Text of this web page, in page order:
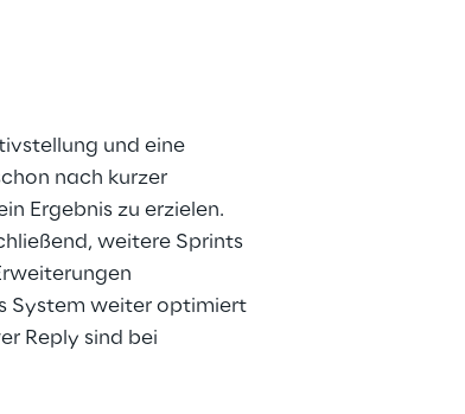
und eine
nach kurzer
Ergebnis zu erzielen.
weitere Sprints
System weiter optimiert
Reply sind bei